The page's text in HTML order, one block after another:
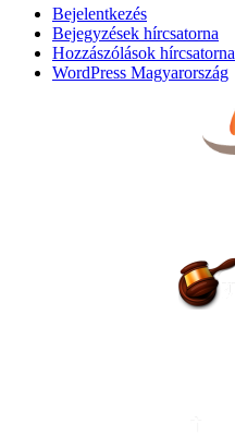
Bejelentkezés
Bejegyzések hírcsatorna
Hozzászólások hírcsatorna
WordPress Magyarország